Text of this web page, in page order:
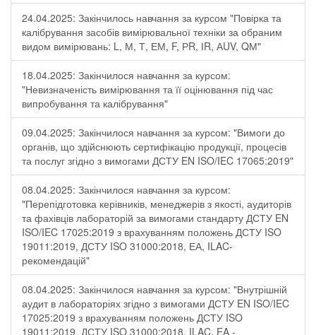
24.04.2025: Закінчилось навчання за курсом "Повірка та
калібрування засобів вимірювальної техніки за обраним
видом вимірювань: L, М, Т, ЕМ, F, РR, ІR, АUV, QМ"
18.04.2025: Закінчилося навчання за курсом:
"Невизначеність вимірювання та її оцінювання під час
випробування та калібрування"
09.04.2025: Закінчилося навчання за курсом: "Вимоги до
органів, що здійснюють сертифікацію продукції, процесів
та послуг згідно з вимогами ДСТУ EN ISO/IEC 17065:2019"
08.04.2025: Закінчилося навчання за курсом:
"Перепідготовка керівників, менеджерів з якості, аудиторів
та фахівців лабораторій за вимогами стандарту ДСТУ EN
ISO/IEC 17025:2019 з врахуванням положень ДСТУ ISO
19011:2019, ДСТУ ISO 31000:2018, ЕА, ILAC-
рекомендацій"
08.04.2025: Закінчилося навчання за курсом: "Внутрішній
аудит в лабораторіях згідно з вимогами ДСТУ EN ISO/IEC
17025:2019 з врахуванням положень ДСТУ ISO
19011:2019, ДСТУ ISO 31000:2018, ILAC, EA -